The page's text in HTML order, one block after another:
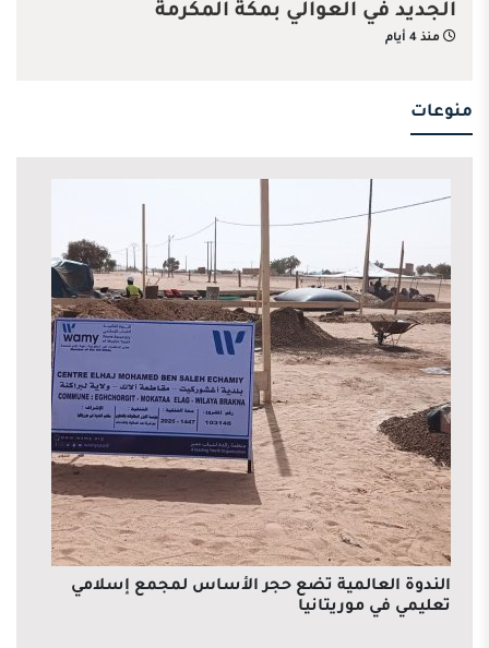
الجديد في العوالي بمكة المكرمة
منذ 4 أيام
منوعات
الندوة العالمية تضع حجر الأساس لمجمع إسلامي
تعليمي في موريتانيا